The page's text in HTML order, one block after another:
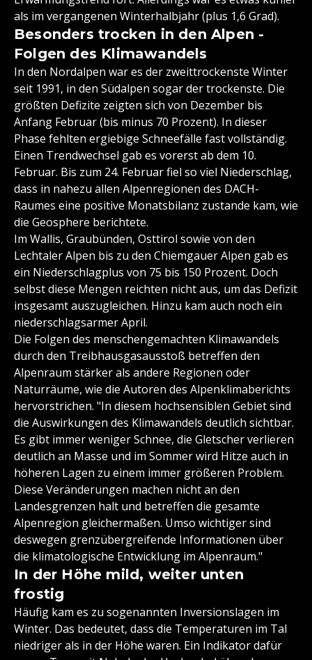
als im vergangenen Winterhalbjahr (plus 1,6 Grad).
Besonders trocken in den Alpen -
Folgen des Klimawandels
In den Nordalpen war es der zweittrockenste Winter
seit 1991, in den Südalpen sogar der trockenste. Die
größten Defizite zeigten sich von Dezember bis
Anfang Februar (bis minus 70 Prozent). In dieser
Phase fehlten ergiebige Schneefälle fast vollständig.
Einen Trendwechsel gab es vorerst ab dem 10.
Februar. Bis zum 24. Februar fiel so viel Niederschlag,
dass in nahezu allen Alpenregionen des DACH-
Raumes eine positive Monatsbilanz zustande kam, wie
die Geosphere berichtete.
Im Wallis, Graubünden, Osttirol sowie von den
Lechtaler Alpen bis zu den Chiemgauer Alpen gab es
ein Niederschlagplus von 75 bis 150 Prozent. Doch
selbst diese Mengen reichten nicht aus, um das Defizit
insgesamt auszugleichen. Hinzu kam auch noch ein
niederschlagsarmer April.
Die Folgen des menschengemachten Klimawandels
durch den Treibhausgasausstoß betreffen den
Alpenraum stärker als andere Regionen oder
Naturräume, wie die Autoren des Alpenklimaberichts
hervorstrichen. "In diesem hochsensiblen Gebiet sind
die Auswirkungen des Klimawandels deutlich sichtbar.
Es gibt immer weniger Schnee, die Gletscher verlieren
deutlich an Masse und im Sommer wird Hitze auch in
höheren Lagen zu einem immer größeren Problem.
Diese Veränderungen machen nicht an den
Landesgrenzen halt und betreffen die gesamte
Alpenregion gleichermaßen. Umso wichtiger sind
deswegen grenzübergreifende Informationen über
die klimatologische Entwicklung im Alpenraum."
In der Höhe mild, weiter unten
frostig
Häufig kam es zu sogenannten Inversionslagen im
Winter. Das bedeutet, dass die Temperaturen im Tal
niedriger als in der Höhe waren. Ein Indikator dafür